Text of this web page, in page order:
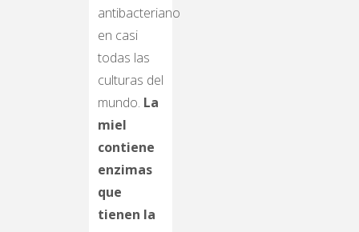
antibacteriano
en casi
todas las
culturas del
mundo. La
miel
contiene
enzimas
que
tienen la